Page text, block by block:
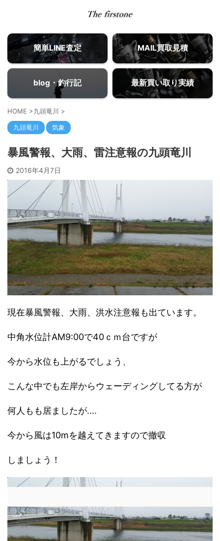
簡単LINE査定 MAIL買取見積
blog・釣行記 最新買い取り実績
HOME >九頭竜川 >
九頭竜川 気象
暴風警報、大雨、雷注意報の九頭竜川
2016年4月7日
現在暴風警報、大雨、洪水注意報も出ています。
中角水位計AM9:00で40ｃｍ台ですが
今から水位も上がるでしょう、
こんな中でも左岸からウェーディングしてる方が
何人もも居ましたが....
今から風は10mを越えてきますので撤収
しましょう！